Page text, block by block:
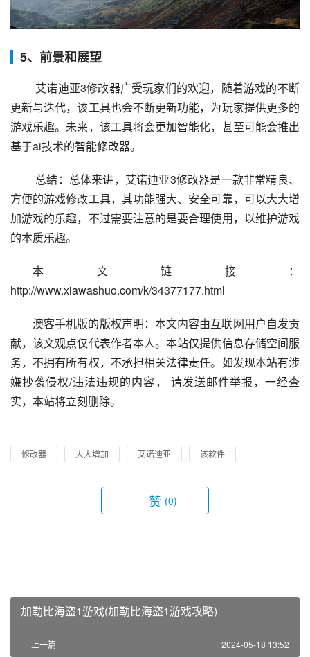
5、前景和展望
更新与迭代，该工具也会不断更新功能，为玩家提供更多的
游戏乐趣。未来，该工具将会更加智能化，甚至可能会推出
基于ai技术的智能修改器。
方便的游戏修改工具，其功能强大、安全可靠，可以大大增
加游戏的乐趣，不过需要注意的是要合理使用，以维护游戏
的本质乐趣。
本文链接：
http://www.xiawashuo.com/k/34377177.html
澳客手机版的版权声明：本文内容由互联网用户自发贡
献，该文观点仅代表作者本人。本站仅提供信息存储空间服
务，不拥有所有权，不承担相关法律责任。如发现本站有涉
嫌抄袭侵权/违法违规的内容， 请发送邮件举报，一经查
实，本站将立刻删除。
修改器 大大增加 艾诺迪亚 该软件
赞 (0)
加勒比海盗1游戏(加勒比海盗1游戏攻略)
上一篇 2024-05-18 13:52